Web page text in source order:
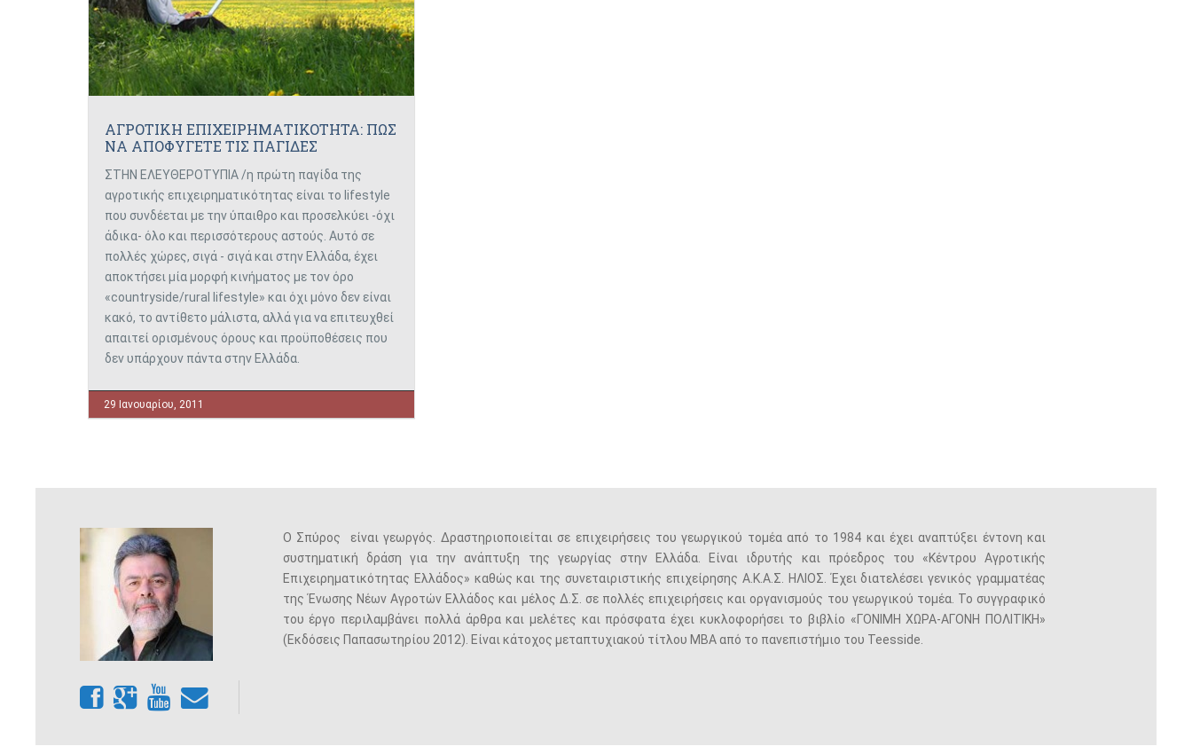
ΑΓΡΟΤΙΚΗ ΕΠΙΧΕΙΡΗΜΑΤΙΚΟΤΗΤΑ: ΠΩΣ
ΝΑ ΑΠΟΦΥΓΕΤΕ ΤΙΣ ΠΑΓΙΔΕΣ
ΣΤΗΝ ΕΛΕΥΘΕΡΟΤΥΠΙΑ /η πρώτη παγίδα της
αγροτικής επιχειρηματικότητας είναι το lifestyle
που συνδέεται με την ύπαιθρο και προσελκύει -όχι
άδικα- όλο και περισσότερους αστούς. Αυτό σε
πολλές χώρες, σιγά - σιγά και στην Ελλάδα, έχει
αποκτήσει μία μορφή κινήματος με τον όρο
«countryside/rural lifestyle» και όχι μόνο δεν είναι
κακό, το αντίθετο μάλιστα, αλλά για να επιτευχθεί
απαιτεί ορισμένους όρους και προϋποθέσεις που
δεν υπάρχουν πάντα στην Ελλάδα.
29 Ιανουαρίου, 2011
O Σπύρος είναι γεωργός. Δραστηριοποιείται σε επιχειρήσεις του γεωργικού τομέα από το 1984 και έχει αναπτύξει έντονη και
συστηματική δράση για την ανάπτυξη της γεωργίας στην Ελλάδα. Είναι ιδρυτής και πρόεδρος του «Κέντρου Αγροτικής
Επιχειρηματικότητας Ελλάδος» καθώς και της συνεταιριστικής επιχείρησης Α.Κ.Α.Σ. ΗΛΙΟΣ. Έχει διατελέσει γενικός γραμματέας
της Ένωσης Νέων Αγροτών Ελλάδος και μέλος Δ.Σ. σε πολλές επιχειρήσεις και οργανισμούς του γεωργικού τομέα. Το συγγραφικό
του έργο περιλαμβάνει πολλά άρθρα και μελέτες και πρόσφατα έχει κυκλοφορήσει το βιβλίο «ΓΟΝΙΜΗ ΧΩΡΑ-ΑΓΟΝΗ ΠΟΛΙΤΙΚΗ»
(Εκδόσεις Παπασωτηρίου 2012). Είναι κάτοχος μεταπτυχιακού τίτλου ΜΒΑ από το πανεπιστήμιο του Teesside.